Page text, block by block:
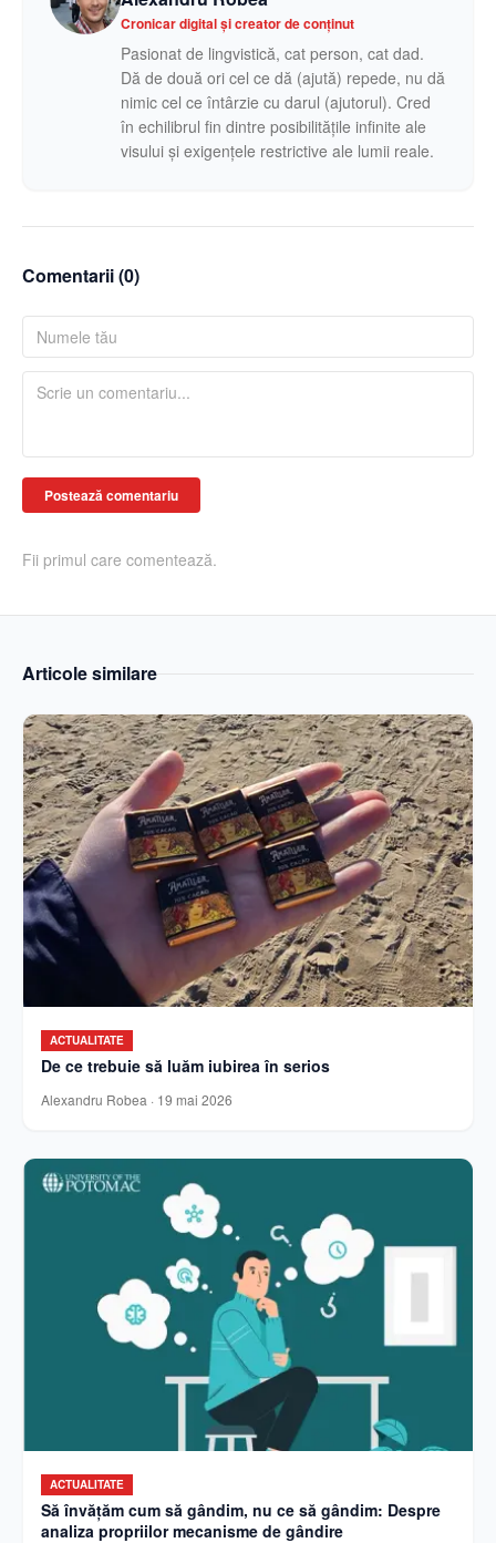
Cronicar digital și creator de conținut
Pasionat de lingvistică, cat person, cat dad.
Dă de două ori cel ce dă (ajută) repede, nu dă
nimic cel ce întârzie cu darul (ajutorul). Cred
în echilibrul fin dintre posibilitățile infinite ale
visului și exigențele restrictive ale lumii reale.
Comentarii (0)
Postează comentariu
Fii primul care comentează.
Articole similare
ACTUALITATE
De ce trebuie să luăm iubirea în serios
Alexandru Robea · 19 mai 2026
ACTUALITATE
Să învățăm cum să gândim, nu ce să gândim: Despre
analiza propriilor mecanisme de gândire